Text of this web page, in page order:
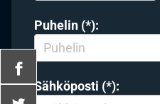
Puhelin (*):
Sähköposti (*):